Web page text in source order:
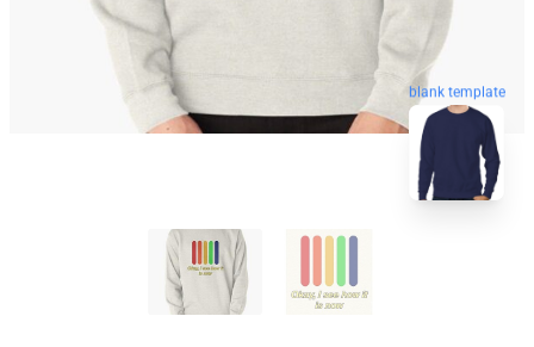
blank template